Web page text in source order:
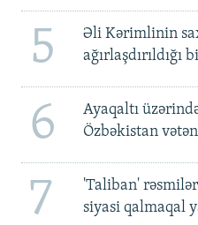
5
Əli Kərimlinin
ağırlaşdırıldığı
6
Ayaqaltı
Özbəkistan
7
'Taliban'
siyasi qalmaqal